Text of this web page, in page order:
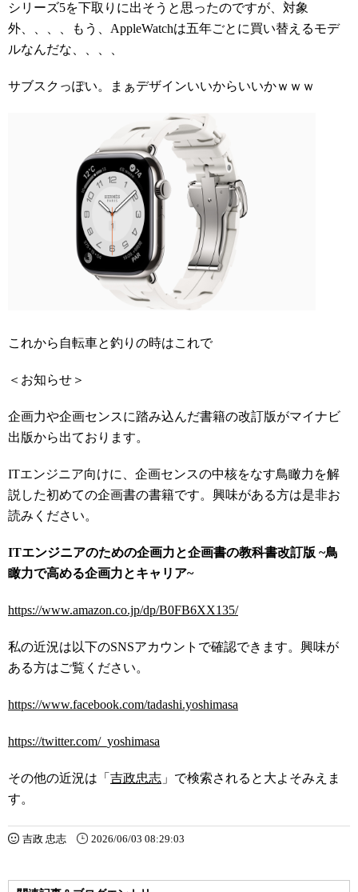
シリーズ5を下取りに出そうと思ったのですが、対象
外、、、、もう、AppleWatchは五年ごとに買い替えるモデ
ルなんだな、、、、
サブスクっぽい。まぁデザインいいからいいかｗｗｗ
これから自転車と釣りの時はこれで
＜お知らせ＞
企画力や企画センスに踏み込んだ書籍の改訂版がマイナビ
出版から出ております。
ITエンジニア向けに、企画センスの中核をなす鳥瞰力を解
説した初めての企画書の書籍です。興味がある方は是非お
読みください。
ITエンジニアのための企画力と企画書の教科書改訂版 ~鳥
瞰力で高める企画力とキャリア~
https://www.amazon.co.jp/dp/B0FB6XX135/
私の近況は以下のSNSアカウントで確認できます。興味が
ある方はご覧ください。
https://www.facebook.com/tadashi.yoshimasa
https://twitter.com/_yoshimasa
その他の近況は「 吉政忠志 」で検索されると大よそみえま
す。
吉政 忠志 2026/06/03 08:29:03